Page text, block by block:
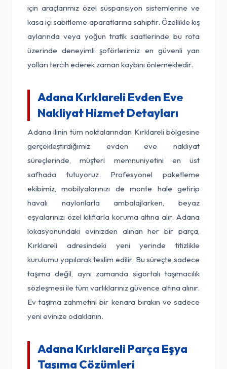
için araçlarımız özel süspansiyon sistemlerine ve
kasa içi sabitleme aparatlarına sahiptir. Özellikle kış
aylarında veya yoğun trafik saatlerinde bu rota
üzerinde deneyimli şoförlerimiz en güvenli yan
yolları tercih ederek zaman kaybını önlemektedir.
Adana Kırklareli Evden Eve
Nakliyat Hizmet Detayları
Adana ilinin tüm noktalarından Kırklareli bölgesine
gerçekleştirdiğimiz evden eve nakliyat
süreçlerinde, müşteri memnuniyetini en üst
safhada tutuyoruz. Profesyonel paketleme
ekibimiz, mobilyalarınızı de monte hale getirip
havalı naylonlarla ambalajlarken, beyaz
eşyalarınızı özel kılıflarla koruma altına alır. Adana
lokasyonundaki evinizden alınan her bir parça,
Kırklareli adresindeki yeni yerinde titizlikle
kurulumu yapılarak teslim edilir. Bu süreçte sadece
taşıma değil, aynı zamanda sigortalı taşımacılık
sözleşmesi ile tüm varlıklarınız güvence altına alınır.
Ev taşıma zahmetini bir kenara bırakın ve sadece
yeni evinize odaklanın.
Adana Kırklareli Parça Eşya
Taşıma Çözümleri